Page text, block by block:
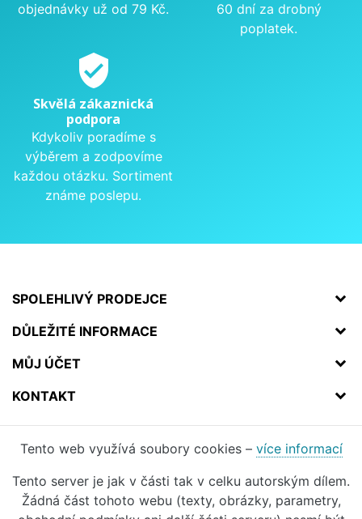
objednávky už od 79 Kč.
60 dní za drobný
poplatek.
verified_user
Skvělá zákaznická
podpora
Kdykoliv poradíme s
výběrem a zodpovíme
každou otázku. Sortiment
známe poslepu.
SPOLEHLIVÝ PRODEJCE
DŮLEŽITÉ INFORMACE
MŮJ ÚČET
KONTAKT
Tento web využívá soubory cookies – více informací
Tento server je jak v části tak v celku autorským dílem.
Žádná část tohoto webu (texty, obrázky, parametry,